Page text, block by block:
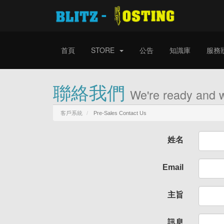
首頁 STORE 公告 知識庫 服務
聯絡我們 We're ready and
客戶系統 Pre-Sales Contact Us
姓名
Email
主旨
訊息